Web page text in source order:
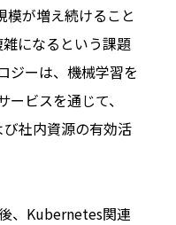
模が増え続けること
になるという課題
ジーは、機械学習を
ビスを通じて、
社内資源の有効活
、Kubernetes関連